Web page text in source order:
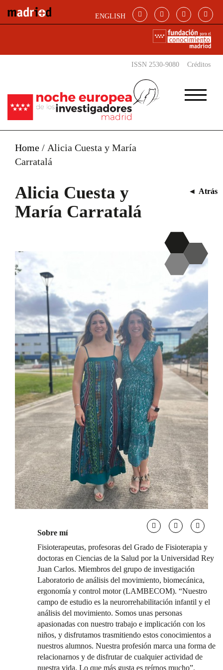
ENGLISH
ISSN 2530-9080 Créditos
Home / Alicia Cuesta y María
Carratalá
Alicia Cuesta y
María Carratalá
◄ Atrás
Sobre mí
Fisioterapeutas, profesoras del Grado de Fisioterapia y
doctoras en Ciencias de la Salud por la Universidad Rey
Juan Carlos. Miembros del grupo de investigación
Laboratorio de análisis del movimiento, biomecánica,
ergonomía y control motor (LAMBECOM). “Nuestro
campo de estudio es la neurorrehabilitación infantil y el
análisis del movimiento. Somos unas personas
apasionadas con nuestro trabajo e implicación con los
niños, y disfrutamos trasmitiendo estos conocimientos a
nuestros alumnos. Nuestra profesión marca una forma de
relacionarnos y de disfrutar de cualquier actividad de
nuestra vida. Lo que más gusta es reírnos mucho”.